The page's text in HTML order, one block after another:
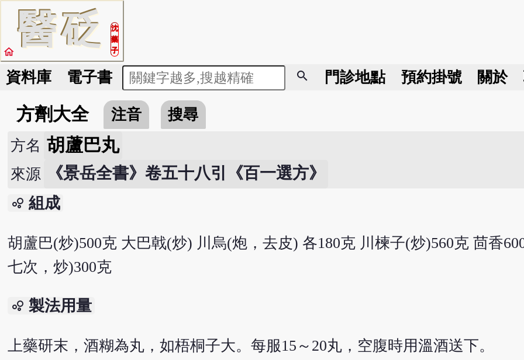
醫砭
沈
藥
子
home
資料庫 電子書 search 門診地點 預約掛號 關於
方劑大全 注音 搜尋
方名 胡蘆巴丸
來源 《景岳全書》卷五十八引《百一選方》
bubble_chart 組成
胡蘆巴(炒)500克 大巴戟(炒) 川烏(炮，去皮) 各180克 川楝子(炒)560克 茴香
七次，炒)300克
bubble_chart 製法用量
上藥研末，酒糊為丸，如梧桐子大。每服15～20丸，空腹時用溫酒送下。